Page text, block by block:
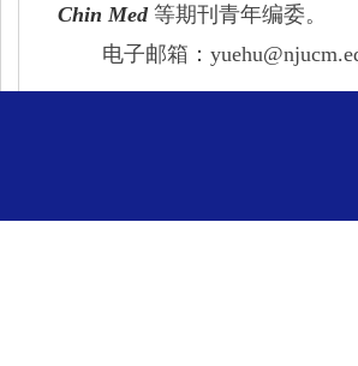
Chin Med 等期刊青年编委。
电子邮箱：